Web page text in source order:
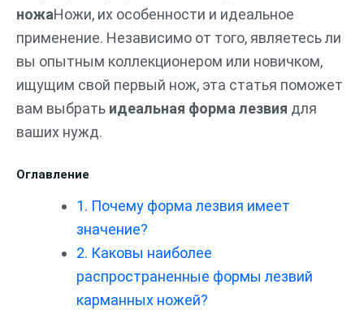
ножаНожи, их особенности и идеальное
применение. Независимо от того, являетесь ли
вы опытным коллекционером или новичком,
ищущим свой первый нож, эта статья поможет
вам выбрать идеальная форма лезвия для
ваших нужд.
Оглавление
1. Почему форма лезвия имеет
значение?
2. Каковы наиболее
распространенные формы лезвий
карманных ножей?